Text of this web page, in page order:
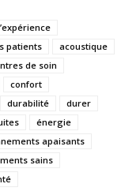
patients
acoustique
de soin
confort
durabilité
durer
énergie
apaisants
sains